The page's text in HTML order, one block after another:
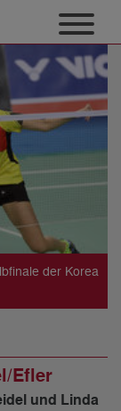
der Korea
Efler
und Linda